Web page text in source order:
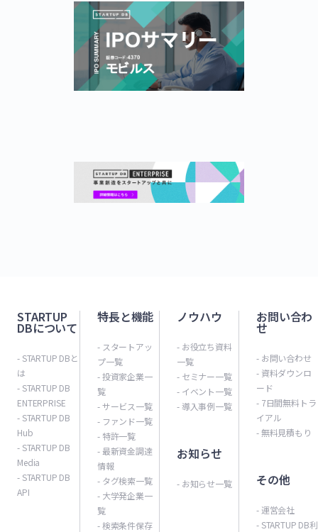
STARTUP
DBについて
- STARTUP DBと
は
- STARTUP DB
ENTERPRISE
- STARTUP DB
Hub
- STARTUP DB
Media
- STARTUP DB
API
特長と機能
- スタートアッ
プ一覧
- 投資家企業一
覧
- サービス一覧
- ファンド一覧
- 特許一覧
- 最新資金調達
情報
- タグ検索一覧
- 大学発企業一
覧
- 検索条件保存
ノウハウ
- お役立ち資料
一覧
- セミナー一覧
- イベント一覧
- 導入事例一覧
お知らせ
- お知らせ一覧
お問い合わ
せ
- お問い合わせ
- 資料ダウンロ
ード
- 7日間無料トラ
イアル
- 無料見積もり
その他
- 運営会社
- STARTUP DB利